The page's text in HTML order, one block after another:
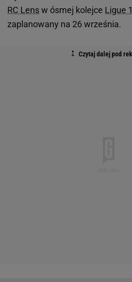
RC Lensw ósmej kolejce Ligue 1
zaplanowany na 26 września.